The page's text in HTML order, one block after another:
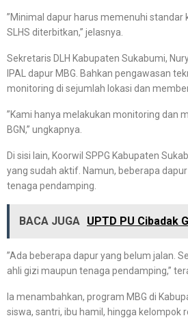
‎”Minimal dapur harus memenuhi
SLHS diterbitkan,” jelasnya.
‎Sekretaris DLH Kabupaten Sukabumi,
IPAL dapur MBG. Bahkan pengawasan
monitoring di sejumlah lokasi dan
‎”Kami hanya melakukan monitoring dan
BGN,” ungkapnya.
‎Di sisi lain, Koorwil SPPG Kabupaten
yang sudah aktif. Namun, beberapa
tenaga pendamping.
BACA JUGA UPTD PU Cibadak
‎‎”Ada beberapa dapur yang belum jalan.
ahli gizi maupun tenaga pendamping,”
‎Ia menambahkan, program MBG di
siswa, santri, ibu hamil, hingga kelompok